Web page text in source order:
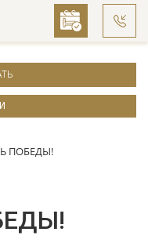
ПОБЕДЫ!